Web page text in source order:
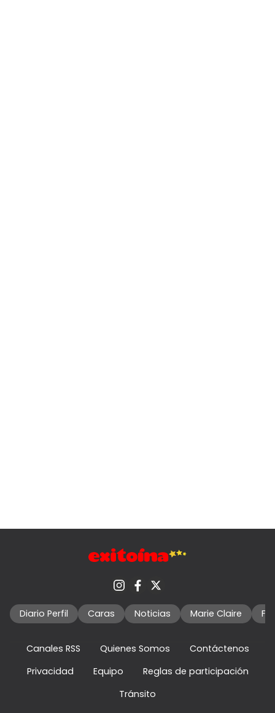
Diario Perfil Caras Noticias Marie Claire
Canales RSS Quienes Somos
Contáctenos
Privacidad
Equipo
Reglas de participación
Tránsito